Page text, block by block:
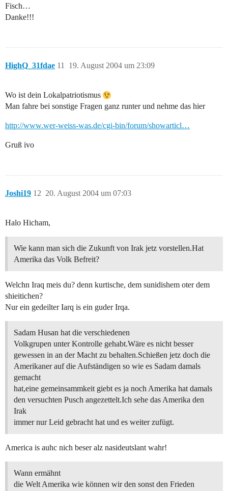
Fisch…
Danke!!!
HighQ_31fdae 19. August 2004 um 23:09
11
Wo ist dein Lokalpatriotismus
Man fahre bei sonstige Fragen ganz runter und nehme das hier
http://www.wer-weiss-was.de/cgi-bin/forum/showarticl…
Gruß ivo
Joshi19 20. August 2004 um 07:03
12
Halo Hicham,
Wie kann man sich die Zukunft von Irak jetz vorstellen.Hat
Amerika das Volk Befreit?
Welchn Iraq meis du? denn kurtische, dem sunidishem oter dem
shieitichen?
Nur ein gedeilter Iarq is ein guder Irqa.
Sadam Husan hat die verschiedenen
Volkgrupen unter Kontrolle gehabt.Wäre es nicht besser
gewessen in an der Macht zu behalten.Schießen jetz doch die
Amerikaner auf die Aufständigen so wie es Sadam damals
gemacht
hat,eine gemeinsammkeit giebt es ja noch Amerika hat damals
den versuchten Pusch angezettelt.Ich sehe das Amerika den
Irak
immer nur Leid gebracht hat und es weiter zufügt.
America is auhc nich beser alz nasideutslant wahr!
Wann ermähnt
die Welt Amerika wie können wir den sonst den Frieden